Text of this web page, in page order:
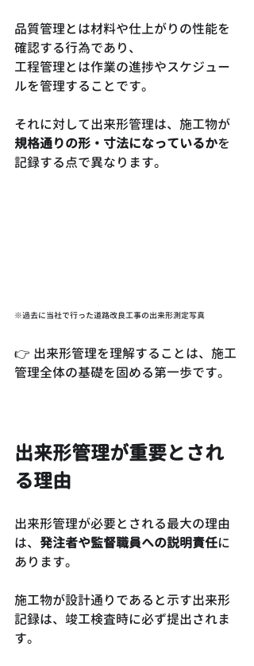
品質管理とは材料や仕上がりの性能を
確認する行為であり、
工程管理とは作業の進捗やスケジュー
ルを管理することです。
それに対して出来形管理は、施工物が
規格通りの形・寸法になっているかを
記録する点で異なります。
※過去に当社で行った道路改良工事の出来形測定写真
👉 出来形管理を理解することは、施工
管理全体の基礎を固める第一歩です。
出来形管理が重要とされ
る理由
出来形管理が必要とされる最大の理由
は、 発注者や監督職員への説明責任に
あります。
施工物が設計通りであると示す出来形
記録は、竣工検査時に必ず提出されま
す。